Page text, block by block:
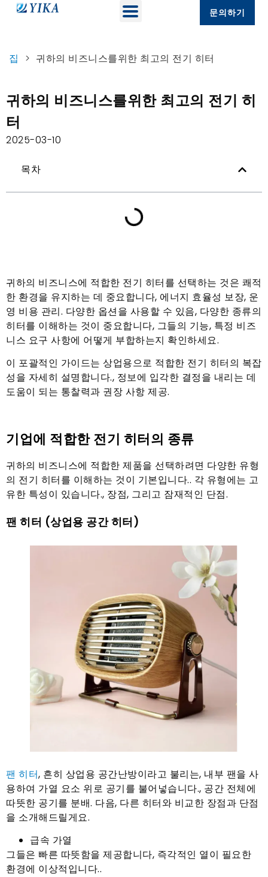
문의하기
집 > 귀하의 비즈니스를위한 최고의 전기 히터
귀하의 비즈니스를위한 최고의 전기 히
터
2025-03-10
목차
귀하의 비즈니스에 적합한 전기 히터를 선택하는 것은 쾌적
한 환경을 유지하는 데 중요합니다, 에너지 효율성 보장, 운
영 비용 관리. 다양한 옵션을 사용할 수 있음, 다양한 종류의
히터를 이해하는 것이 중요합니다, 그들의 기능, 특정 비즈
니스 요구 사항에 어떻게 부합하는지 확인하세요.
이 포괄적인 가이드는 상업용으로 적합한 전기 히터의 복잡
성을 자세히 설명합니다., 정보에 입각한 결정을 내리는 데
도움이 되는 통찰력과 권장 사항 제공.
기업에 적합한 전기 히터의 종류
귀하의 비즈니스에 적합한 제품을 선택하려면 다양한 유형
의 전기 히터를 이해하는 것이 기본입니다.. 각 유형에는 고
유한 특성이 있습니다., 장점, 그리고 잠재적인 단점.
팬 히터 (상업용 공간 히터)
팬 히터, 흔히 상업용 공간난방이라고 불리는, 내부 팬을 사
용하여 가열 요소 위로 공기를 불어넣습니다., 공간 전체에
따뜻한 공기를 분배. 다음, 다른 히터와 비교한 장점과 단점
을 소개해드릴게요.
급속 가열
그들은 빠른 따뜻함을 제공합니다, 즉각적인 열이 필요한
환경에 이상적입니다..